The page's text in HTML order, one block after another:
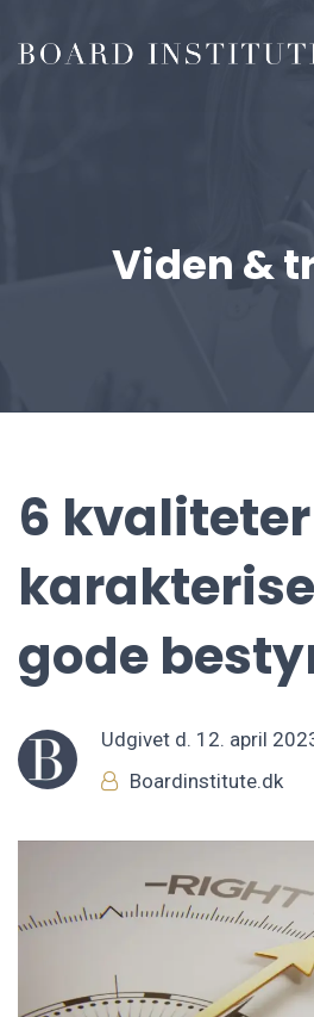
Viden &
6
gode
Udgivet d. 12. april
Boardinstitute.dk